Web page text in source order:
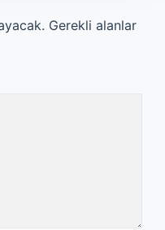
Gerekli alanlar